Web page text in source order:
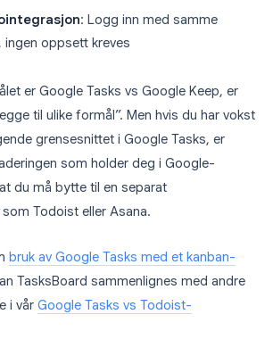
: Logg inn med samme
oppsett kreves
er Google Tasks vs Google Keep, er
til ulike formål”. Men hvis du har vokst
grensesnittet i Google Tasks, er
som holder deg i Google-
du må bytte til en separat
Todoist eller Asana.
bruk av Google Tasks med et kanban-
TasksBoard sammenlignes med andre
i vår Google Tasks vs Todoist-